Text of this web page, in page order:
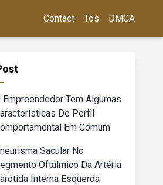
Contact Tos DMCA
Empreendedor Tem Algumas
De Perfil
Em Comum
Sacular No
Oftálmico Da Artéria
Interna Esquerda